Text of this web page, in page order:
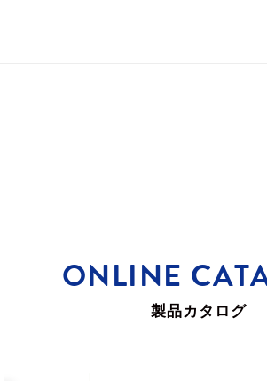
ONLINE
製品カタログ